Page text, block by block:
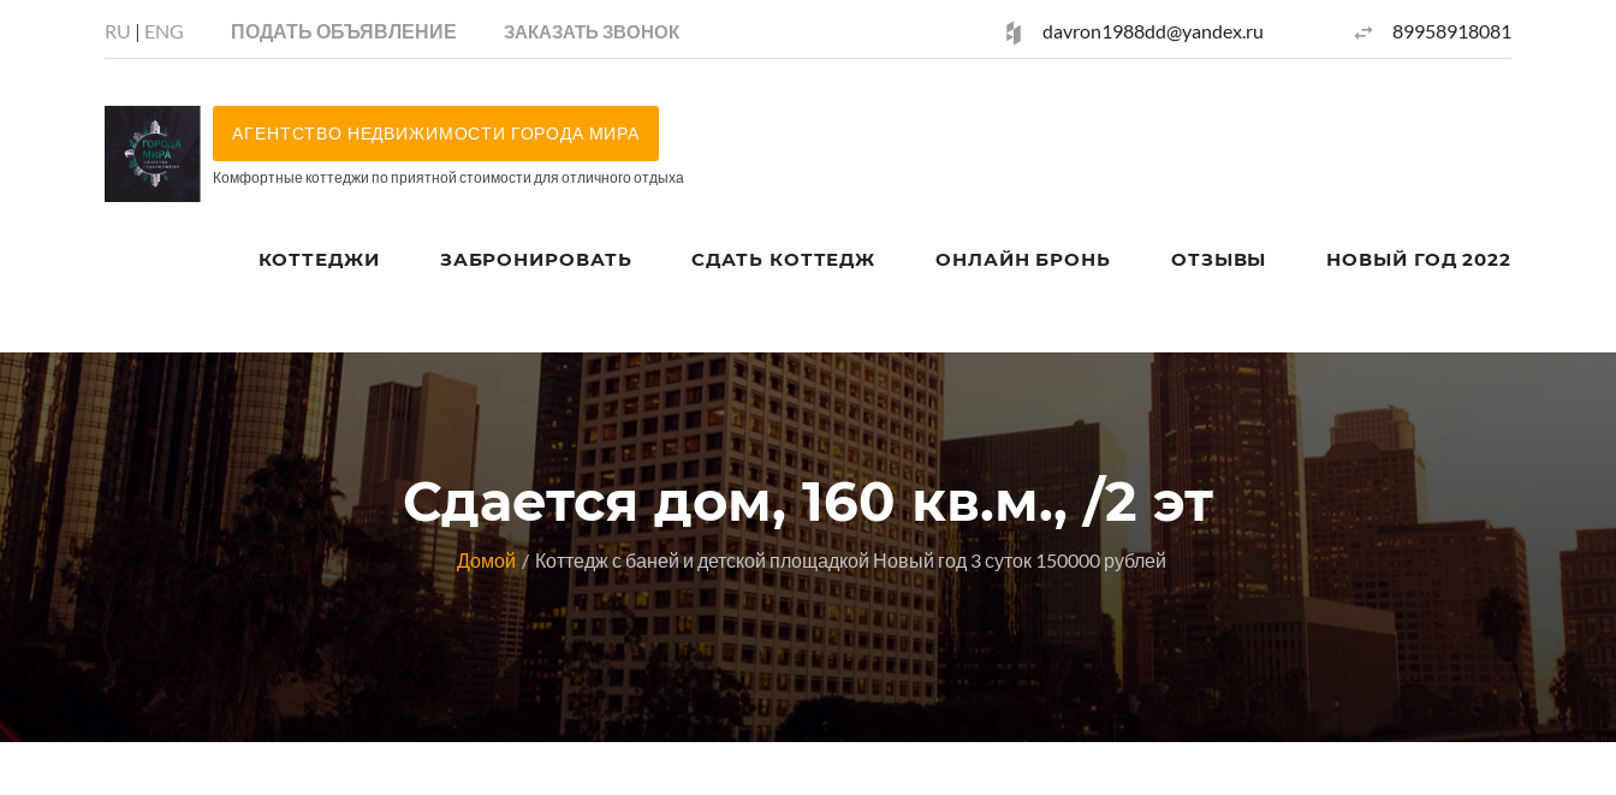
RU | ENG ПОДАТЬ ОБЪЯВЛЕНИЕ ЗАКАЗАТЬ ЗВОНОК davron1988dd@yandex.ru 89958918081
АГЕНТСТВО НЕДВИЖИМОСТИ ГОРОДА МИРА
Комфортные коттеджи по приятной стоимости для отличного отдыха
КОТТЕДЖИ ЗАБРОНИРОВАТЬ СДАТЬ КОТТЕДЖ ОНЛАЙН БРОНЬ ОТЗЫВЫ НОВЫЙ ГОД 2022
Сдается дом, 160 кв.м., /2 эт
Домой Коттедж с баней и детской площадкой Новый год 3 суток 150000 рублей